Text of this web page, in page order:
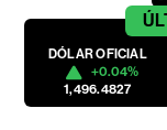
DÓLAR OFICIAL
+0.04%
1,496.4827